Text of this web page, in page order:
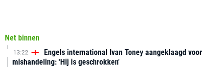
Net binnen
13:22
Engels international Ivan Toney aangeklaagd voor
mishandeling: 'Hij is geschrokken'